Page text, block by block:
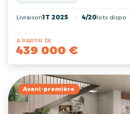
Livraison1T 2025 4/20lots dispo
A PARTIR DE
439 000 €
Avant-première